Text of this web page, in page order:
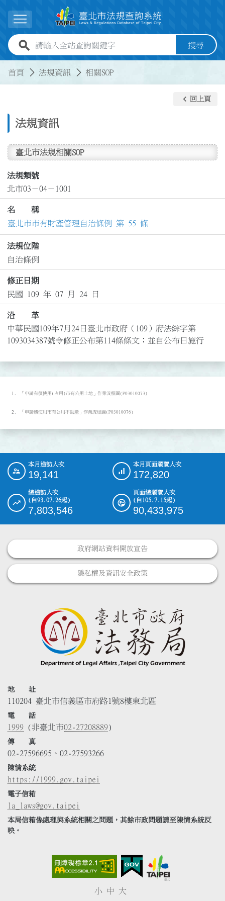
展開選單
全站查詢關鍵字欄位 搜尋
首頁 法規資訊 相關SOP
法規資訊
keyboard_arrow_left 回上頁
臺北市法規相關SOP
法規類號
北市03－04－1001
名 稱
臺北市市有財產管理自治條例 第 55 條
法規位階
自治條例
修正日期
民國 109 年 07 月 24 日
沿 革
中華民國109年7月24日臺北市政府（109）府法綜字第
1093034387號令修正公布第114條條文；並自公布日施行
「申請有償使用(占用)市有公用土地」作業流程圖(P03010073)
「申請續使用市有公用不動產」作業流程圖(P03010076)
::: 本月造訪人次
19,141
本月頁面瀏覽人次
172,820
總造訪人次
(自93.07.26起)
7,803,546
頁面總瀏覽人次
(自105.7.15起)
90,433,975
政府網站資料開放宣告
隱私權及資訊安全政策
地 址
110204 臺北市信義區市府路1號8樓東北區
電 話
1999 (非臺北市02-27208889)
傳 真
02-27596695、02-27593266
陳情系統
https://1999.gov.taipei
電子信箱
la_laws@gov.taipei
本局信箱係處理與系統相關之問題，其餘市政問題請至陳情系統反
映。
小 中 大